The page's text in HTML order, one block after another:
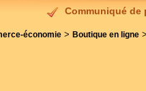
Communiqué de
économie > Boutique en ligne >